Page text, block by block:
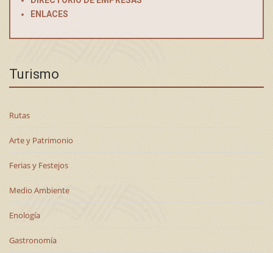
ENLACES
Turismo
Rutas
Arte y Patrimonio
Ferias y Festejos
Medio Ambiente
Enología
Gastronomía